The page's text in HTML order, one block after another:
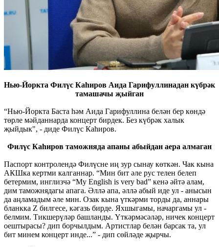
Нью-Йоркта Филүс Каһиров Аида Гарифуллинадан күбрәк
тамашачы җыйган
“Нью-Йоркта Баста һәм Аида Гарифуллина белән бер көндә
төрле мәйданнарда концерт бирдек. Без күбрәк халык
җыйдык", - диде Филүс Каһиров.
Филүс Каһиров таможняда апаны абыйдан аера алмаган
Паспорт контролендә Филүсне иң зур сынау көткән. Чак кына
АКШка кертми калганнар. “Мин бит әле рус телен белеп
бетермим, инглизчә “My English is very bad” кенә әйтә алам,
дим таможнядагы апага. Әллә апа, әллә абый иде ул - анысын
да аңламадым әле мин. Озак кына үткәрми торды да, аннары
бланкка Z билгесе, кәгазь бирде. Яхшыгамы, начаргамы ул -
белмим. Тикшерүләр башланды. Үткәрмәсәләр, ничек концерт
оештырасы? дип борчылдым. Артистлар белән барсак та, ул
бит минем концерт инде...” - дип сөйләде җырчы.